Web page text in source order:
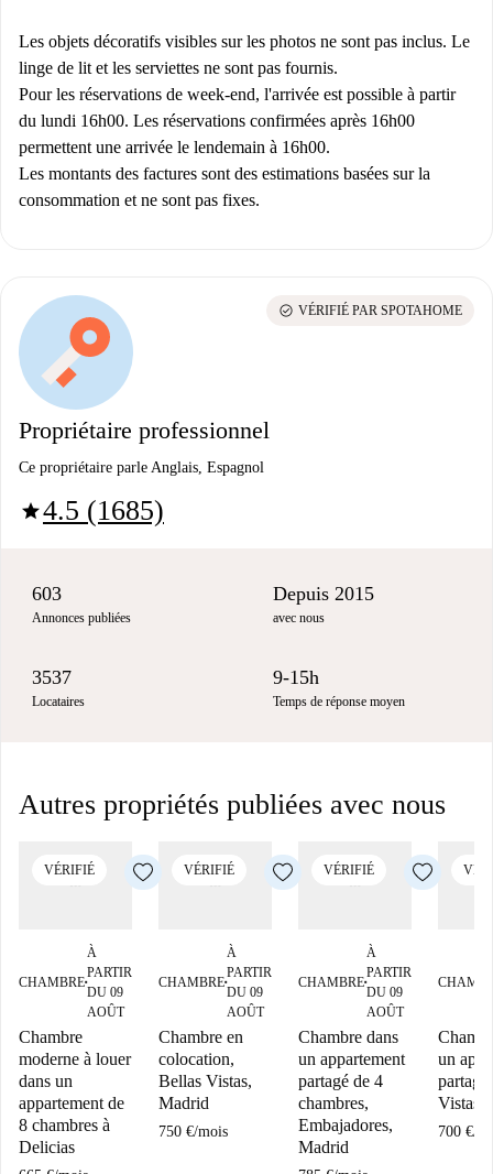
Les objets décoratifs visibles sur les photos ne sont pas inclus. Le
linge de lit et les serviettes ne sont pas fournis.
Pour les réservations de week-end, l'arrivée est possible à partir
du lundi 16h00. Les réservations confirmées après 16h00
permettent une arrivée le lendemain à 16h00.
Les montants des factures sont des estimations basées sur la
consommation et ne sont pas fixes.
Propriétaire professionnel
Ce propriétaire parle Anglais, Espagnol
star4.5 (1685)
check_circle VÉRIFIÉ PAR SPOTAHOME
603
Annonces publiées
Depuis 2015
avec nous
3537
Locataires
9-15h
Temps de réponse moyen
Autres propriétés publiées avec nous
VÉRIFIÉ
CHAMBRE■
À
PARTIR
DU 09
AOÛT
Chambre
moderne à louer
dans un
appartement de
8 chambres à
Delicias
VÉRIFIÉ
CHAMBRE■
À
PARTIR
DU 09
AOÛT
Chambre en
colocation,
Bellas Vistas,
Madrid
750 €/mois
VÉRIFIÉ
CHAMBRE■
À
PARTIR
DU 09
AOÛT
Chambre dans
un appartement
partagé de 4
chambres,
Embajadores,
Madrid
un
Vistas,
700 €/